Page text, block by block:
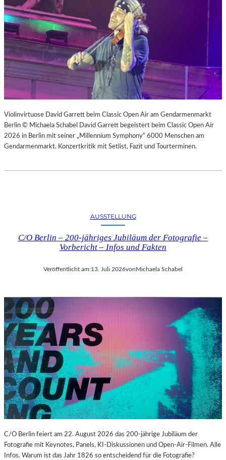
Violinvirtuose David Garrett beim Classic Open Air am Gendarmenmarkt
Berlin © Michaela Schabel David Garrett begeistert beim Classic Open Air
2026 in Berlin mit seiner „Millennium Symphony“ 6000 Menschen am
Gendarmenmarkt. Konzertkritik mit Setlist, Fazit und Tourterminen.
AUSSTELLUNG
C/O Berlin – 200-jähriges Jubiläum der Fotografie –
Vorbericht – Infos und Fakten
Veröffentlicht am:13. Juli 2026von Michaela Schabel
C/O Berlin feiert am 22. August 2026 das 200-jährige Jubiläum der
Fotografie mit Keynotes, Panels, KI-Diskussionen und Open-Air-Filmen. Alle
Infos. Warum ist das Jahr 1826 so entscheidend für die Fotografie?